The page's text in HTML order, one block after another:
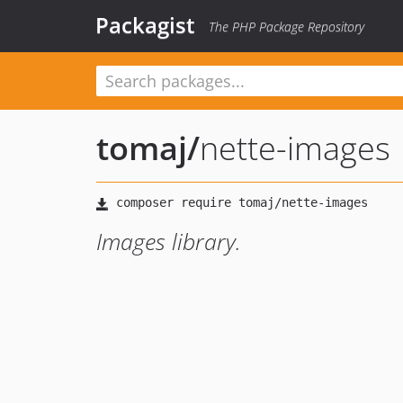
Packagist The PHP Package Repository
tomaj/nette-images
Images library.